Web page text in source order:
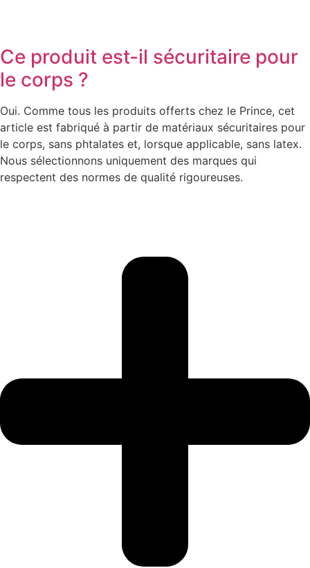
Ce produit est-il sécuritaire pour
le corps ?
Oui. Comme tous les produits offerts chez le Prince, cet
article est fabriqué à partir de matériaux sécuritaires pour
le corps, sans phtalates et, lorsque applicable, sans latex.
Nous sélectionnons uniquement des marques qui
respectent des normes de qualité rigoureuses.